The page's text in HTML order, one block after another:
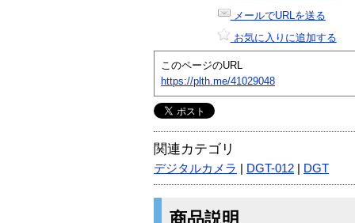
メールでURLを送る
お気に入りに追加する
このページのURL
https://plth.me/41029048
関連カテゴリ
デジタルカメラ DGT-012 DGT
商品説明